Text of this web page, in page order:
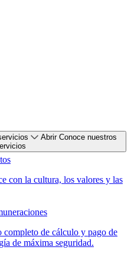
Abrir Conoce nuestros
con la cultura, los valores y las
completo de cálculo y pago de
de máxima seguridad.